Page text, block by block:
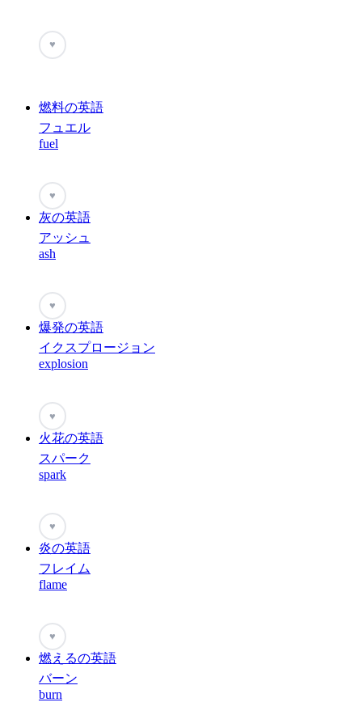
♥
燃料の英語
フュエル
fuel
♥
灰の英語
アッシュ
ash
♥
爆発の英語
イクスプロージョン
explosion
♥
火花の英語
スパーク
spark
♥
炎の英語
フレイム
flame
♥
燃えるの英語
バーン
burn